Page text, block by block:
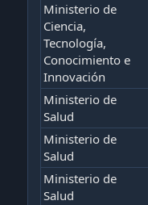
Ministerio de
Ciencia,
Tecnología,
Conocimiento e
Innovación
Ministerio de
Salud
Ministerio de
Salud
Ministerio de
Salud